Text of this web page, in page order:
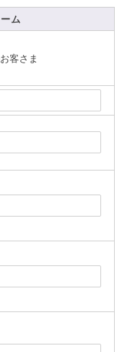
ム
客さま